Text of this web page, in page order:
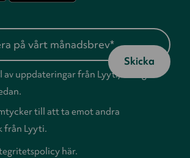
av uppdateringar från Lyyti, vänligen
till att ta emot andra
från Lyyti.
här.